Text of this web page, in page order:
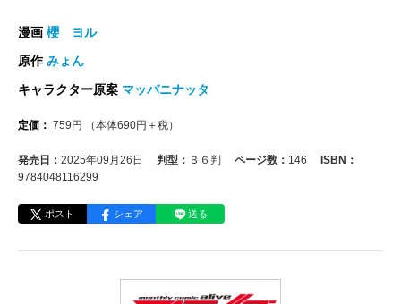
漫画 櫻 ヨル
原作みょん
キャラクター原案 マッパニナッタ
定価： 759 円 （本体690円＋税）
発売日： 2025年09月26日 判型： Ｂ６判 ページ数： 146
ISBN：
9784048116299
ポスト シェア 送る